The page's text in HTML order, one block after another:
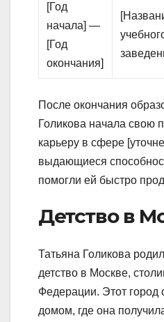
[Год
начала] —
[Год
окончания]
После окончания
Голикова начала свою
карьеру в сфере
выдающиеся
помогли ей быстро
Детство в
Татьяна Голикова
детство в Москве,
Федерации. Этот город
домом, где она